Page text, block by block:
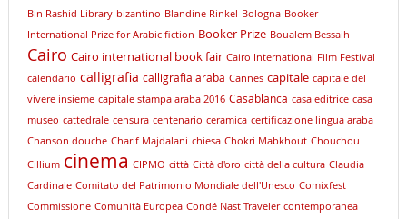
Bin Rashid Library bizantino Blandine Rinkel Bologna Booker
International Prize for Arabic fiction Booker Prize Boualem Bessaih
Cairo Cairo international book fair Cairo International Film Festival
calendario calligrafia calligrafia araba Cannes capitale capitale del
vivere insieme capitale stampa araba 2016 Casablanca casa editrice casa
museo cattedrale censura centenario ceramica certificazione lingua araba
Chanson douche Charif Majdalani chiesa Chokri Mabkhout Chouchou
Cillium cinema CIPMO città Città d'oro città della cultura Claudia
Cardinale Comitato del Patrimonio Mondiale dell'Unesco Comixfest
Commissione Comunità Europea Condé Nast Traveler contemporanea